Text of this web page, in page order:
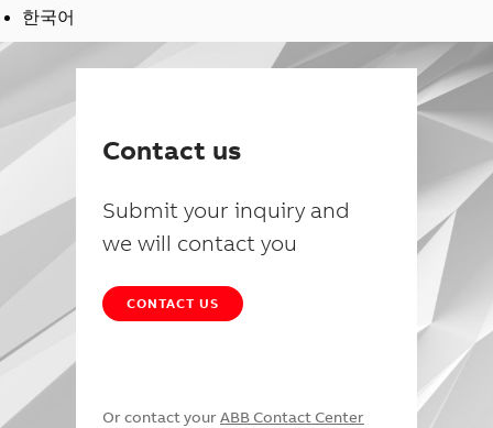
한국어
Contact us
Submit your inquiry and
we will contact you
CONTACT US
Or contact your ABB Contact Center